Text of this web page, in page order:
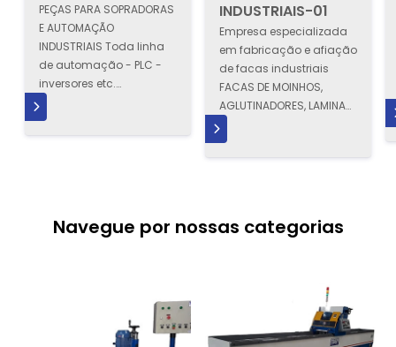
PEÇAS PARA SOPRADORAS
E AUTOMAÇÃO
INDUSTRIAIS Toda linha
de automação - PLC -
inversores etc.
para diversas
sopradoras de...
INDUSTRIAIS-01
Empresa especializada
em fabricação e afiação
de facas industriais
FACAS DE MOINHOS,
AGLUTINADORES, LAMINAS
SOPRADORAS, CORTE NA
CABEÇA, FACAS...
SAIBA MAIS
Navegue por nossas categorias